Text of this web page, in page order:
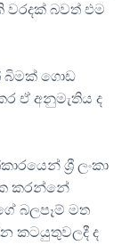
බවත් එම
බිමක් ගොඩ
ඒ අනුමැතිය ද
ශ්‍රී ලංකා
කරන්නේ
බලපෑම් මත
කටයුතුවලදී ද